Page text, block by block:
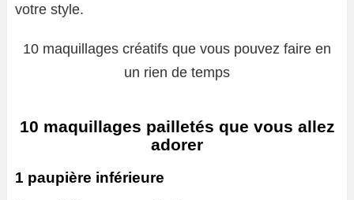
votre style.
10 maquillages créatifs que vous pouvez faire en
un rien de temps
10 maquillages pailletés que vous allez
adorer
1 paupière inférieure